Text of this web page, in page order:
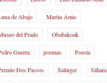
de Abajo Martin Amis
del Prado Obabakoak
Guerra poemas Poesía
Dos Passos Salinger Sáhara